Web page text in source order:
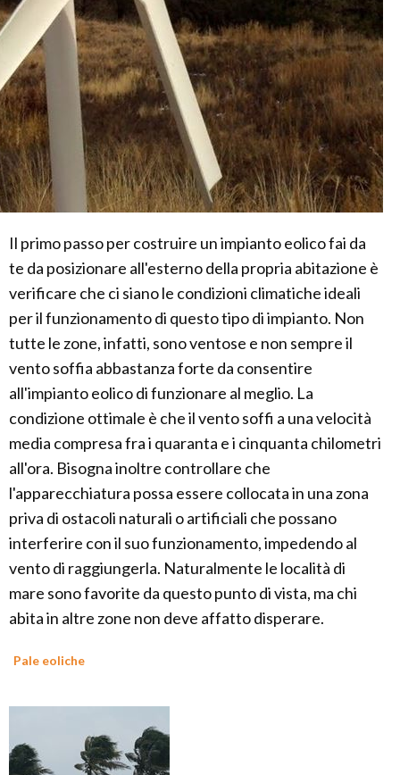
Il primo passo per costruire un impianto eolico fai da
te da posizionare all'esterno della propria abitazione è
verificare che ci siano le condizioni climatiche ideali
per il funzionamento di questo tipo di impianto. Non
tutte le zone, infatti, sono ventose e non sempre il
vento soffia abbastanza forte da consentire
all'impianto eolico di funzionare al meglio. La
condizione ottimale è che il vento soffi a una velocità
media compresa fra i quaranta e i cinquanta chilometri
all'ora. Bisogna inoltre controllare che
l'apparecchiatura possa essere collocata in una zona
priva di ostacoli naturali o artificiali che possano
interferire con il suo funzionamento, impedendo al
vento di raggiungerla. Naturalmente le località di
mare sono favorite da questo punto di vista, ma chi
abita in altre zone non deve affatto disperare.
Pale eoliche